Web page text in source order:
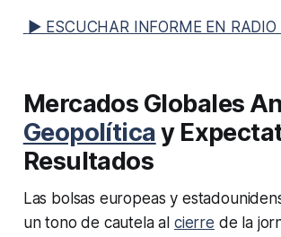
▶ ESCUCHAR INFORME EN RADIO
Mercados Globales
Geopolíticay
Resultados
Las bolsas europeas y
un tono de cautela al cierre de la